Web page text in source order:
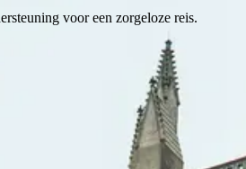
voor een zorgeloze reis.